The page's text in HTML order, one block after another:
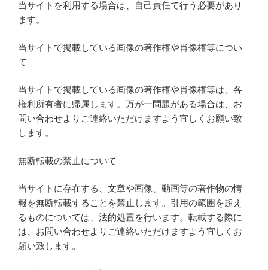
当サイトを利用する場合は、自己責任で行う必要があり
ます。
当サイトで掲載している画像の著作権や肖像権等につい
て
当サイトで掲載している画像の著作権や肖像権等は、各
権利所有者に帰属します。万が一問題がある場合は、お
問い合わせよりご連絡いただけますよう宜しくお願い致
します。
無断転載の禁止について
当サイトに存在する、文章や画像、動画等の著作物の情
報を無断転載することを禁止します。引用の範囲を超え
るものについては、法的処置を行います。転載する際に
は、お問い合わせよりご連絡いただけますよう宜しくお
願い致します。